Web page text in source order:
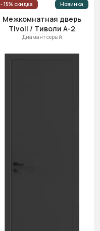
- 15% скидка Новинка
Межкомнатная дверь
Tivoli / Тиволи А-2
Диамант серый